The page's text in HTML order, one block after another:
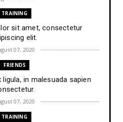
TRAINING
sit amet, consectetur
elit.
07, 2020
FRIENDS
in malesuada sapien
07, 2020
TRAINING